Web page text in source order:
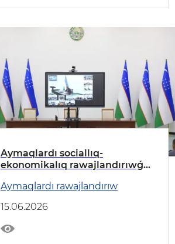
Aymaqlardı sociallıq-
ekonomikalıq rawajlandırıwǵa
etildi.
Aymaqlardı rawajlandırıw
15.06.2026